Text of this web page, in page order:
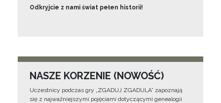
Odkryjcie z nami świat pełen historii!
NASZE KORZENIE (NOWOŚĆ)
Uczestnicy podczas gry „ZGADUJ ZGADULA” zapoznają
się z najważniejszymi pojęciami dotyczącymi genealogii